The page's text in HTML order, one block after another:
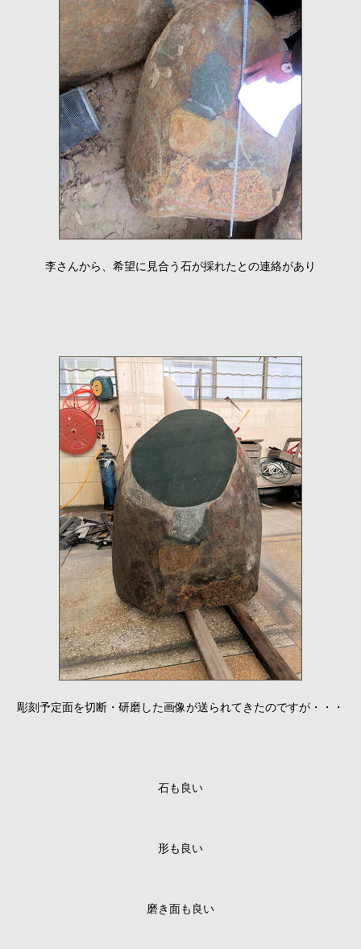
李さんから、希望に見合う石が採れたとの連絡があり
彫刻予定面を切断・研磨した画像が送られてきたのですが・・・
石も良い
形も良い
磨き面も良い